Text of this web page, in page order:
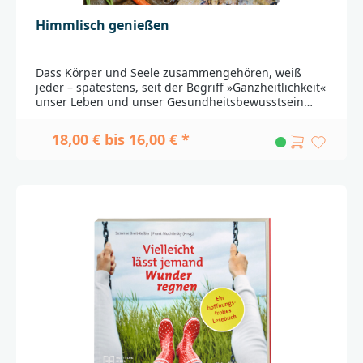
Himmlisch genießen
Dass Körper und Seele zusammengehören, weiß
jeder – spätestens, seit der Begriff »Ganzheitlichkeit«
unser Leben und unser Gesundheitsbewusstsein
Kochbuch dazu ein, sich durch die Bibel zu kochen
und zu backen. Manchmal ganz klassisch,
Vanilleeis und Schlagsahne« zur Bibelstelle »Solange
die Erde steht, soll nicht aufhören Saat und Ernte,
Frost und Hitze« (1.Mose/Gen 8,22). Das Team vom
Kirchenpavillon Bonn hat sich die Rezepte mit Liebe
und Kreativität erdacht und im Bistro des
Kirchenpavillons, dem Bistro Rosarot, erprobt.Das
Ergebnis ist ein Zwiegespräch zwischen Himmel und
Erde. Geistliche Impulse von Ulrike Verwold, die den
biblischen Zusammenhang jedes Gerichtes mit
Alltagssituationen ins Gespräch bringen und zum
18,00 € bis 16,00 € *